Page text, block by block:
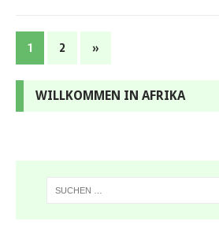
1 2 »
WILLKOMMEN IN AFRIKA